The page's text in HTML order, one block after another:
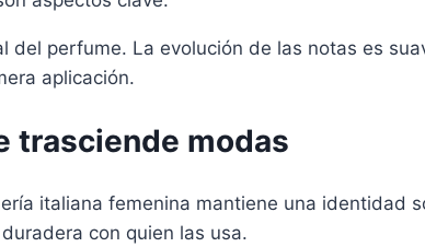
del perfume. La evolución de las notas es
aplicación.
trasciende modas
italiana femenina mantiene una identidad
con quien las usa.